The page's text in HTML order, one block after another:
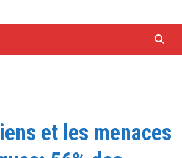
et les menaces